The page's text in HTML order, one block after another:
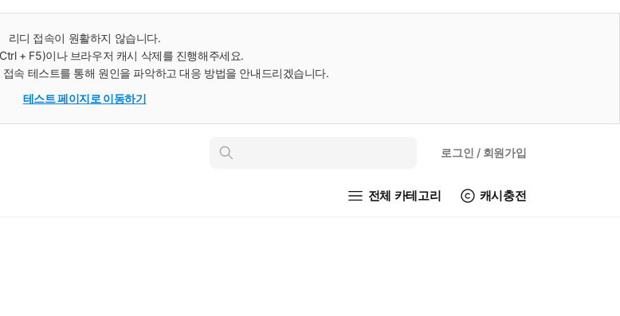
리디 접속이 원활하지 않습니다.
+ F5)이나 브라우저 캐시 삭제를 진행해주세요.
속 테스트를 통해 원인을 파악하고 대응 방법을 안내드리겠습니다.
테스트 페이지로 이동하기
인
로그인 / 회원가입
전체 카테고리 캐시충전